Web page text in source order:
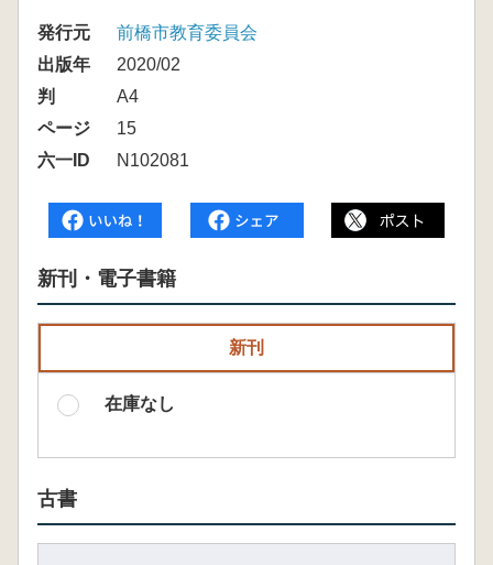
発行元
前橋市教育委員会
出版年
2020/02
判
A4
ページ
15
六一ID
N102081
新刊・電子書籍
新刊
在庫なし
古書